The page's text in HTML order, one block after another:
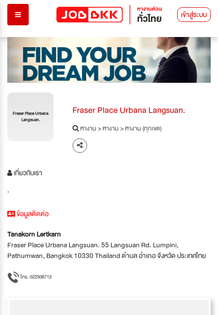
เข้าสู่ระบบ
Fraser Place Urbana
Langsuan.
Fraser Place Urbana Langsuan.
หางาน>หางาน>หางาน (ทุกเขต)
เกี่ยวกับเรา
'
ข้อมูลติดต่อ
Tanakorn Lertkarn
Fraser Place Urbana Langsuan. 55 Langsuan Rd. Lumpini,
Pathumwan, Bangkok 10330 Thailand ตำบล อำเภอ จังหวัด ประเทศไทย
โทร. 022506712